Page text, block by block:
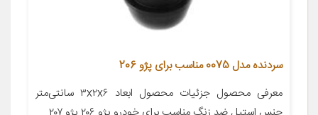
سردنده مدل 0075 مناسب برای پژو 206
معرفی محصول جزئیات محصول ابعاد ۳x۲x۶ سانتی‌متر